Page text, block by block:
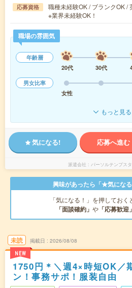
応募資格
職種未経験OK / ブランクOK /
※業界未経験OK！
職場の雰囲気
年齢層
20代
30代
男女比率
女性
もっと見る
気になる! 応募へ進む
派遣会社 パーソルテンプス
興味があったら「★気になる
「気になる！」を押してお
「面談確約」 や 「応募歓迎」
未読
NEW
掲載日 2026/08/08
1750円＊＼週4×時短OK／
ン！事務サポ！服装自由